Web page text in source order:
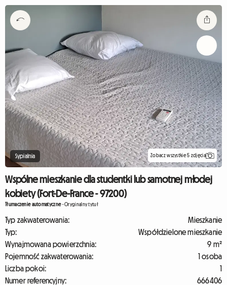
Sypialnia Zobacz wszystkie 5 zdjęcia
Wspólne mieszkanie dla studentki lub samotnej młodej
kobiety (Fort-De-France - 97200)
Tłumaczenie automatyczne-Oryginalny tytuł
Typ zakwaterowania:
Mieszkanie
Typ:
Współdzielone mieszkanie
Wynajmowana powierzchnia:
9 m²
Pojemność zakwaterowania:
1 osoba
Liczba pokoi:
1
Numer referencyjny:
666406